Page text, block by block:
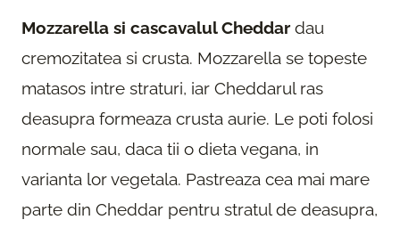
Mozzarella si cascavalul Cheddar dau
cremozitatea si crusta. Mozzarella se topeste
matasos intre straturi, iar Cheddarul ras
deasupra formeaza crusta aurie. Le poti folosi
normale sau, daca tii o dieta vegana, in
varianta lor vegetala. Pastreaza cea mai mare
parte din Cheddar pentru stratul de deasupra,